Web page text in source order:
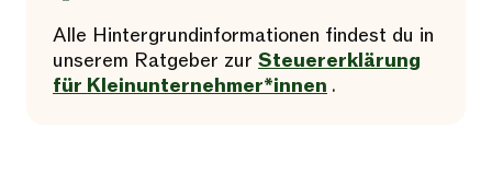
Alle Hintergrundinformationen findest du in
unserem Ratgeber zur Steuererklärung
für Kleinunternehmer*innen .